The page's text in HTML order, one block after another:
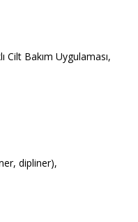
Cilt Bakım Uygulaması,
dipliner),